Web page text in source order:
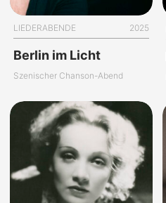
LIEDERABENDE 2025
Berlin im Licht
Szenischer Chanson-Abend